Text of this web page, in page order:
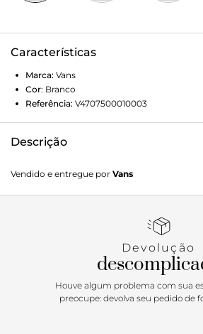
Características
Marca: Vans
Cor: Branco
Referência: V4707500010003
Descrição
essência. Um visual tradicional que
Camiseta Flying V Crew Ss Loden
mais ajustado ao corpo, a camiseta
canelada, costuras aparentes em
barra, com etiqueta tecida com
lateral. Apresenta estampa frontal
Vans em “Drop V” centralizado na
Vendido e entregue por Vans
Devolução
Houve algum problema com sua
preocupe: devolva seu pedido de